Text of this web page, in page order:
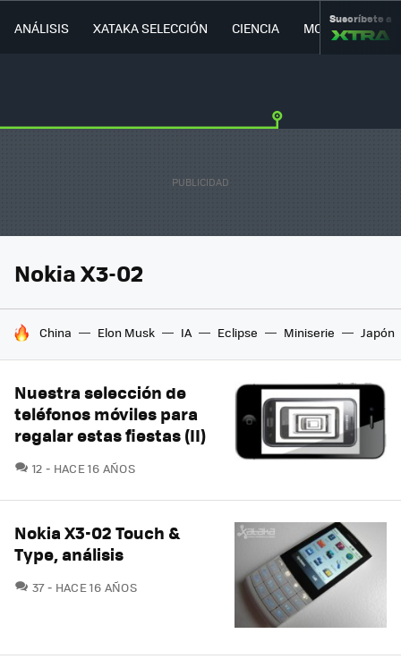
ANÁLISIS XATAKA SELECCIÓN CIENCIA MOVILIDAD
Suscríbete a
Nokia X3-02
HOY SE HABLA DE
China Elon Musk IA Eclipse Miniserie Japón
Nuestra selección de
teléfonos móviles para
regalar estas fiestas (II)
12 COMENTARIOS
HACE 16 AÑOS
Nokia X3-02 Touch &
Type, análisis
37COMENTARIOS
HACE 16 AÑOS